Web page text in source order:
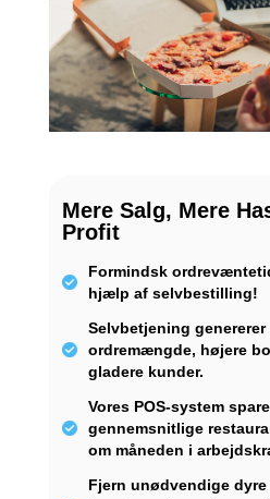
Mere Salg, Mere
Profit
Formindsk
hjælp af selvbestilling!
Selvbetjening genererer
ordremængde, højere
gladere kunder.
Vores POS-system
gennemsnitlige
om måneden i
Fjern unødvendige